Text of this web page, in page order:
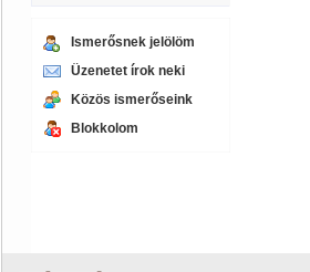
Ismerősnek jelölöm
Üzenetet írok neki
Közös ismerőseink
Blokkolom